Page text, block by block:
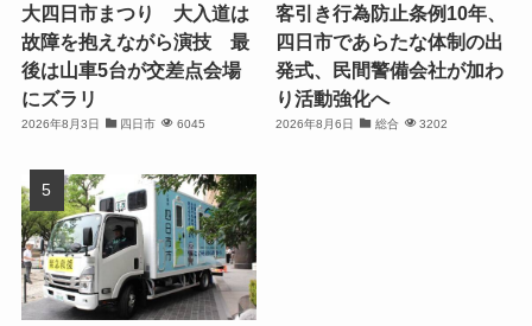
大四日市まつり 大入道は
故障を抱えながら演技 最
後は山車5台が交差点会場
にズラリ
2026年8月3日 四日市 6045
客引き行為防止条例10年、
四日市であらたな体制の出
発式、民間警備会社が加わ
り活動強化へ
2026年8月6日 総合 3202